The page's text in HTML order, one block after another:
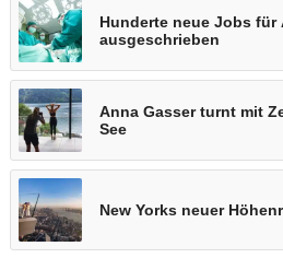
Hunderte neue Jobs für
ausgeschrieben
Anna Gasser turnt mit
See
New Yorks neuer